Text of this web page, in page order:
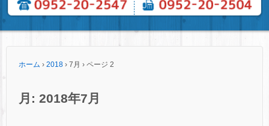
ホーム › 2018 › 7月 › ページ 2
月: 2018年7月